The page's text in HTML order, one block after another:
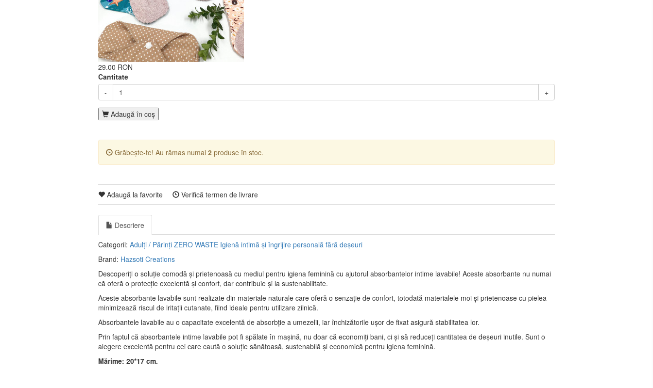
29.00 RON
Cantitate
-
+
Adaugă în coş
Grăbește-te! Au rămas numai 2 produse în stoc.
Adaugă la favorite Verifică termen de livrare
Descriere
Categorii: Adulți / Părinți ZERO WASTE Igienă intimă și îngrijire personală fără deșeuri
Brand: Hazsoti Creations
Descoperiți o soluție comodă și prietenoasă cu mediul pentru igiena feminină cu ajutorul absorbantelor intime lavabile! Aceste absorbante nu numai
că oferă o protecție excelentă și confort, dar contribuie și la sustenabilitate.
Aceste absorbante lavabile sunt realizate din materiale naturale care oferă o senzație de confort, totodată materialele moi și prietenoase cu pielea
minimizează riscul de iritații cutanate, fiind ideale pentru utilizare zilnică.
Absorbantele lavabile au o capacitate excelentă de absorbție a umezelii, iar închizătorile ușor de fixat asigură stabilitatea lor.
Prin faptul că absorbantele intime lavabile pot fi spălate în mașină, nu doar că economiți bani, ci și să reduceți cantitatea de deșeuri inutile. Sunt o
alegere excelentă pentru cei care caută o soluție sănătoasă, sustenabilă și economică pentru igiena feminină.
Mărime: 20*17 cm.